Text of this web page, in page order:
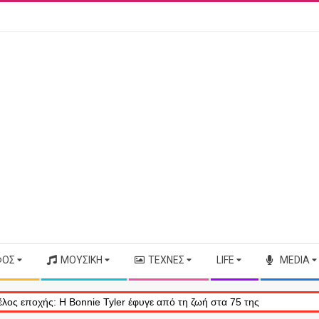
ΜΟΥΣΙΚΉ ΤΈΧΝΕΣ LIFE MEDIA
Tyler έφυγε από τη ζωή στα 75 της